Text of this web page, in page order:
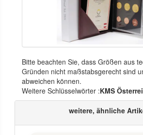
Bitte beachten Sie, dass Größen aus
Gründen nicht maßstabsgerecht sind
abweichen können.
Weitere Schlüsselwörter :KMS
weitere, ähnliche